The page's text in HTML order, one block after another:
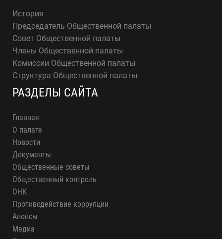
История
Председатель Общественной палаты
Совет Общественной палаты
Члены Общественной палаты
Комиссии Общественной палаты
Структура Общественной палаты
РАЗДЕЛЫ САЙТА
Главная
О палате
Новости
Документы
Общественные советы
Общественный контроль
ОНК
Противодействие коррупции
Анонсы
Медиа